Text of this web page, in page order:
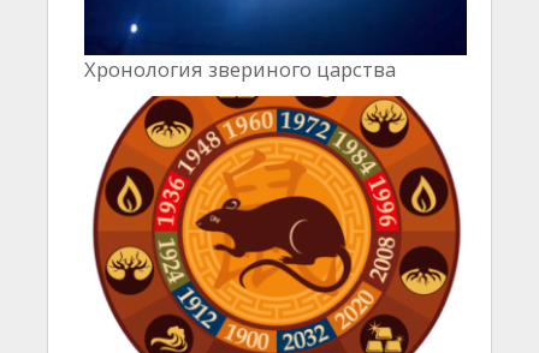
Хронология звериного царства